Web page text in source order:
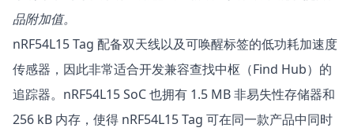
品附加值。
nRF54L15 Tag 配备双天线以及可唤醒标签的低功耗加速度
传感器，因此非常适合开发兼容查找中枢（Find Hub）的
追踪器。nRF54L15 SoC 也拥有 1.5 MB 非易失性存储器和
256 kB 内存，使得 nRF54L15 Tag 可在同一款产品中同时